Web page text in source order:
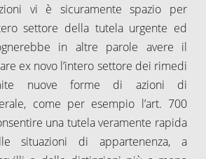
vi è sicuramente spazio per
settore della tutela urgente ed
in altre parole avere il
ex novo l’intero settore dei rimedi
nuove forme di azioni di
come per esempio l’art. 700
una tutela veramente rapida
situazioni di appartenenza, a